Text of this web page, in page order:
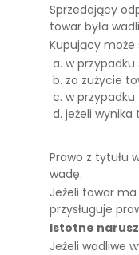
Sprzedający
towar była
Kupujący
w
za zużycie
w
jeżeli wynika
Prawo z tytułu
wadę.
Jeżeli towar
przysługuje
Istotne
Jeżeli wadliwe